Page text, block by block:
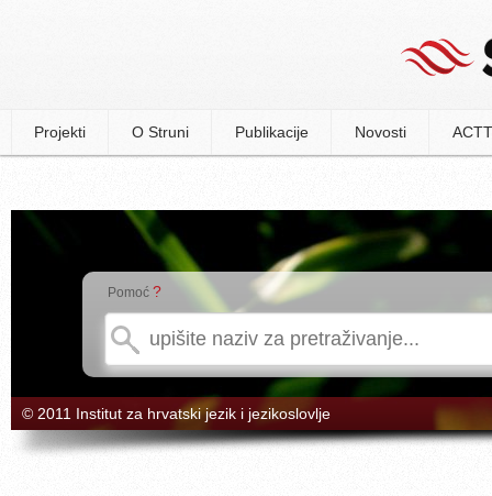
Projekti O Struni Publikacije Novosti
Pomoć ?
© 2011 Institut za hrvatski jezik i jezikoslovlje